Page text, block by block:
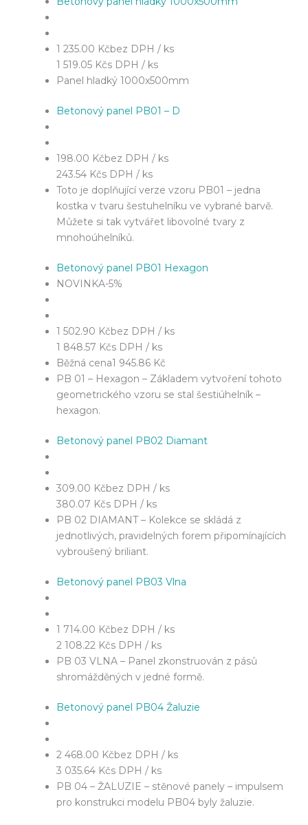
1 235.00 Kčbez DPH / ks
1 519.05 Kčs DPH / ks
Panel hladký 1000x500mm
Betonový panel PB01 – D
198.00 Kčbez DPH / ks
243.54 Kčs DPH / ks
Toto je doplňující verze vzoru PB01 – jedna
kostka v tvaru šestuhelníku ve vybrané barvě.
Můžete si tak vytvářet libovolné tvary z
mnohoúhelníků.
Betonový panel PB01 Hexagon
NOVINKA-5%
1 502.90 Kčbez DPH / ks
1 848.57 Kčs DPH / ks
Běžná cena1 945.86 Kč
PB 01 – Hexagon – Základem vytvoření tohoto
geometrického vzoru se stal šestiúhelník –
hexagon.
Betonový panel PB02 Diamant
309.00 Kčbez DPH / ks
380.07 Kčs DPH / ks
PB 02 DIAMANT – Kolekce se skládá z
jednotlivých, pravidelných forem připomínajících
vybroušený briliant.
Betonový panel PB03 Vlna
1 714.00 Kčbez DPH / ks
2 108.22 Kčs DPH / ks
PB 03 VLNA – Panel zkonstruován z pásů
shromážděných v jedné formě.
Betonový panel PB04 Žaluzie
2 468.00 Kčbez DPH / ks
3 035.64 Kčs DPH / ks
PB 04 – ŽALUZIE – stěnové panely – impulsem
pro konstrukci modelu PB04 byly žaluzie.